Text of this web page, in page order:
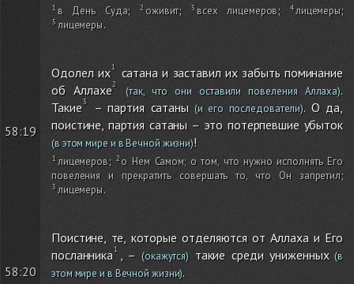
в День Суда; оживит; всех лицемеров; лицемеры;
лицемеры.
58:19
Одолел их
сатана и заставил их забыть поминание
об Аллахе
(так, что они оставили повеления Аллаха).
Такие
– партия сатаны(и его последователи). О да,
поистине, партия сатаны – это потерпевшие убыток
(в этом мире и в Вечной жизни)!
лицемеров;
о Нем Самом; о том, что нужно исполнять Его
повеления и прекратить совершать то, что Он запретил;
лицемеры.
58:20
Поистине, те, которые отделяются от Аллаха и Его
посланника , – (окажутся) такие среди униженных(в
этом мире и в Вечной жизни).